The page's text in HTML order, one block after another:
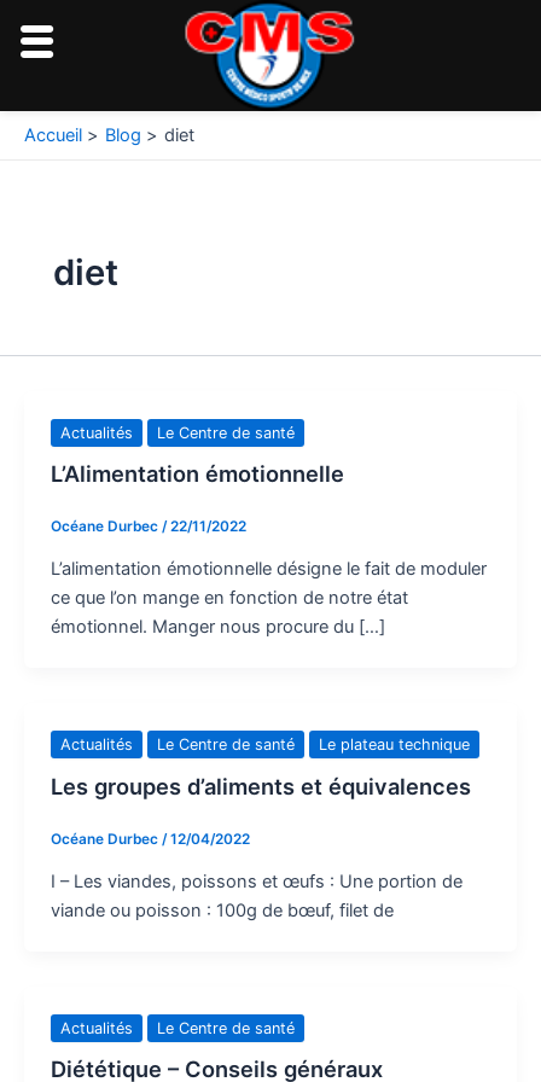
Accueil Blog diet
diet
Actualités Le Centre de santé
L’Alimentation émotionnelle
Océane Durbec /22/11/2022
L’alimentation émotionnelle désigne le fait de moduler
ce que l’on mange en fonction de notre état
émotionnel. Manger nous procure du […]
Actualités Le Centre de santé Le plateau technique
Les groupes d’aliments et équivalences
Océane Durbec /12/04/2022
I – Les viandes, poissons et œufs : Une portion de
viande ou poisson : 100g de bœuf, filet de
Actualités Le Centre de santé
Diététique – Conseils généraux